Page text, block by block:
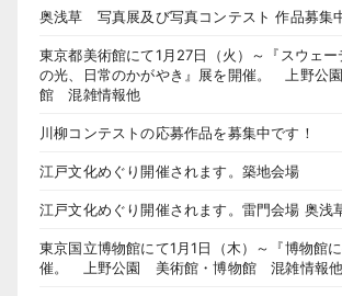
奥浅草 写真展及び写真コンテスト 作品募集
東京都美術館にて1月27日（火）～『スウェ
の光、日常のかがやき』展を開催。 上野公
館 混雑情報他
川柳コンテストの応募作品を募集中です！
江戸文化めぐり開催されます。築地会場
江戸文化めぐり開催されます。雷門会場 奥浅
東京国立博物館にて1月1日（木）～『博物館
催。 上野公園 美術館・博物館 混雑情報他